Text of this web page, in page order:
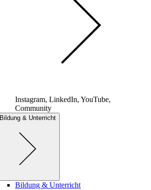
Instagram, LinkedIn, YouTube,
Community
Bildung & Unterricht
Bildung & Unterricht